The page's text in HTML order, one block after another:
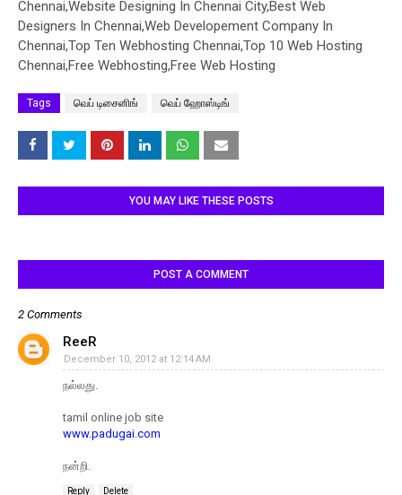
Chennai,Website Designing In Chennai City,Best Web
Designers In Chennai,Web Developement Company In
Chennai,Top Ten Webhosting Chennai,Top 10 Web Hosting
Chennai,Free Webhosting,Free Web Hosting
Tags வெப் டிசைனிங் வெப் ஹோஸ்டிங்
YOU MAY LIKE THESE POSTS
POST A COMMENT
2 Comments
ReeR
December 10, 2012 at 12:14 AM
நல்லது.
tamil online job site
www.padugai.com
நன்றி.
Reply Delete